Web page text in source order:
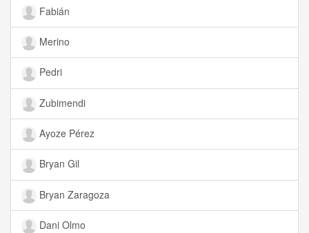
Fabián
Merino
Pedri
Zubimendi
Ayoze Pérez
Bryan Gil
Bryan Zaragoza
Dani Olmo